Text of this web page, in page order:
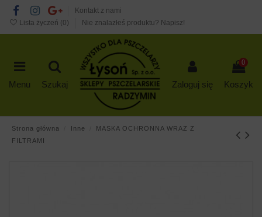
Kontakt z nami
Lista życzeń (0) Nie znalazłeś produktu? Napisz!
Menu Szukaj Zaloguj się
0
Koszyk
Strona główna Inne
MASKA OCHRONNA WRAZ Z
FILTRAMI